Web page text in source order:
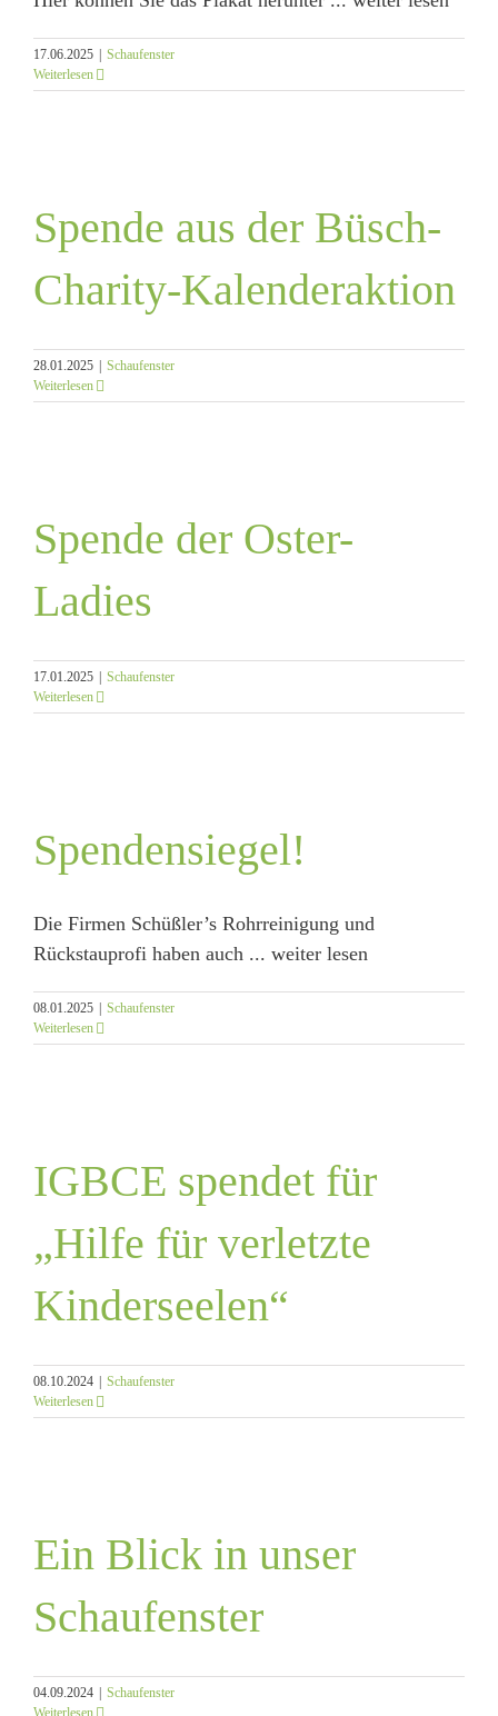
17.06.2025
Schaufenster
Weiterlesen
Spende aus der Büsch-
Charity-Kalenderaktion
28.01.2025
Schaufenster
Weiterlesen
Spende der Oster-
Ladies
17.01.2025
Schaufenster
Weiterlesen
Spendensiegel!
Die Firmen Schüßler’s Rohrreinigung und
Rückstauprofi haben auch ... weiter lesen
08.01.2025
Schaufenster
Weiterlesen
IGBCE spendet für
„Hilfe für verletzte
Kinderseelen“
08.10.2024
Schaufenster
Weiterlesen
Ein Blick in unser
Schaufenster
04.09.2024
Schaufenster